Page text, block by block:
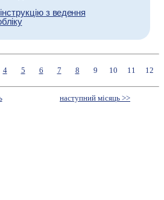
інструкцію з ведення
4 5 6 7 8 9 10 11 12
наступний місяць >>